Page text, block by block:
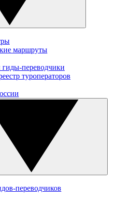
маршруты
переводчики
туроператоров
переводчиков